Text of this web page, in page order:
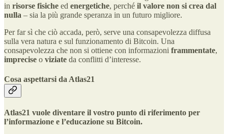
in risorse fisiche ed energetiche, perché il valore non si crea dal
nulla – sia la più grande speranza in un futuro migliore.
Per far sì che ciò accada, però, serve una consapevolezza diffusa
sulla vera natura e sul funzionamento di Bitcoin. Una
consapevolezza che non si ottiene con informazioni frammentate,
imprecise o viziate da conflitti d’interesse.
Cosa aspettarsi da Atlas21
Atlas21 vuole diventare il vostro punto di riferimento per
l’informazione e l’educazione su Bitcoin.